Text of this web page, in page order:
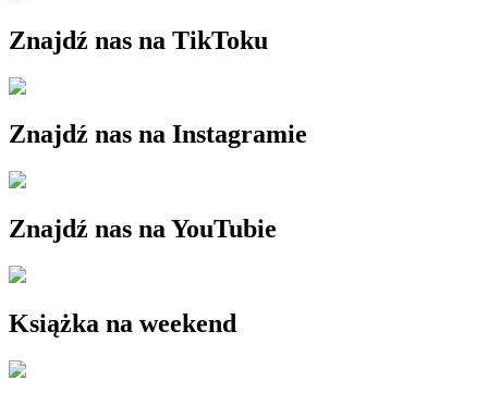
Znajdź nas na TikToku
Znajdź nas na Instagramie
Znajdź nas na YouTubie
Książka na weekend